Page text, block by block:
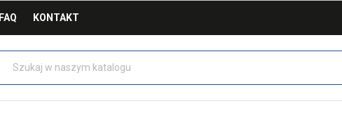
FAQ KONTAKT